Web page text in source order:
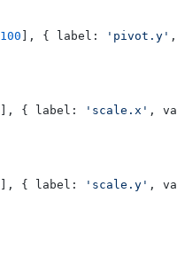
100 ], { label: 'pivot.y'
], { label: 'scale.x' ,
], { label: 'scale.y' ,